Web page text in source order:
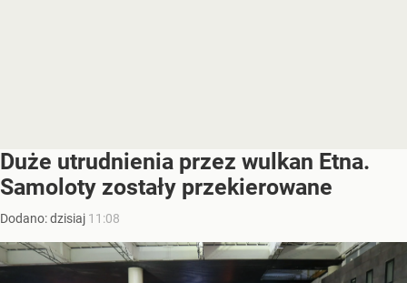
Duże utrudnienia przez wulkan Etna.
Samoloty zostały przekierowane
Dodano:dzisiaj 11:08